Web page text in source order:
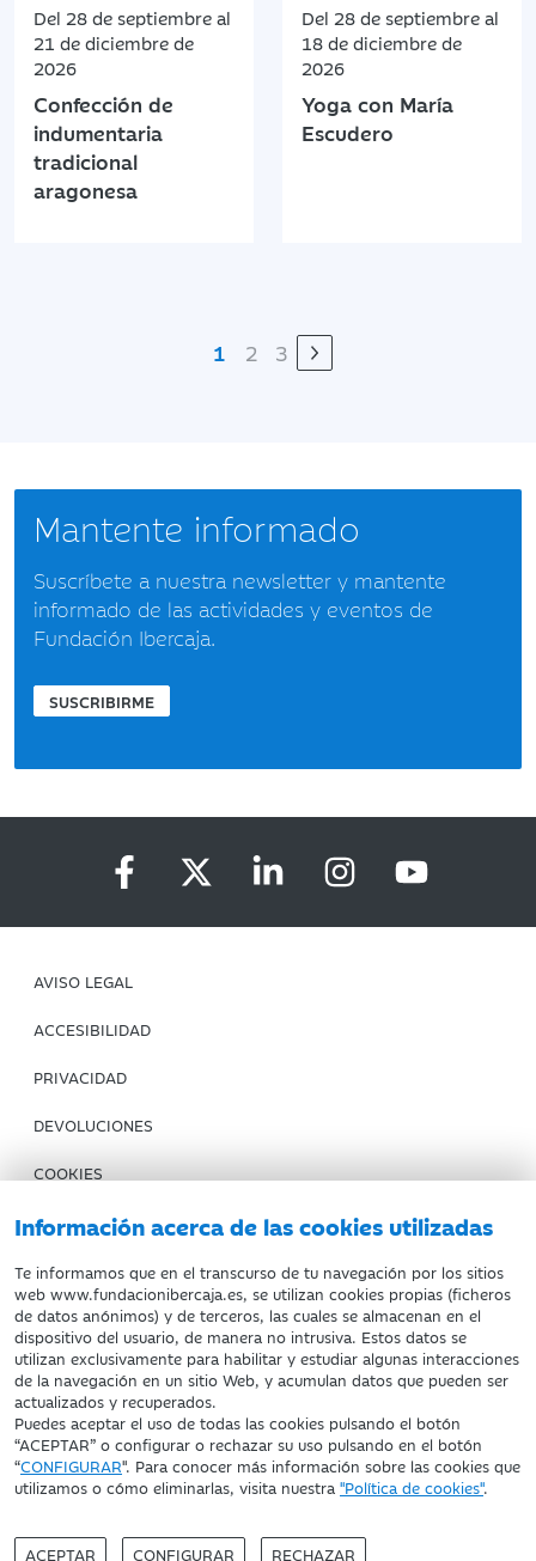
Información acerca de las cookies utilizadas
Te informamos que en el transcurso de tu navegación por los sitios
web www.fundacionibercaja.es, se utilizan cookies propias (ficheros
de datos anónimos) y de terceros, las cuales se almacenan en el
dispositivo del usuario, de manera no intrusiva. Estos datos se
utilizan exclusivamente para habilitar y estudiar algunas interacciones
de la navegación en un sitio Web, y acumulan datos que pueden ser
actualizados y recuperados.
Puedes aceptar el uso de todas las cookies pulsando el botón
“ACEPTAR” o configurar o rechazar su uso pulsando en el botón
“CONFIGURAR". Para conocer más información sobre las cookies que
utilizamos o cómo eliminarlas, visita nuestra "Política de cookies".
ACEPTAR CONFIGURAR RECHAZAR
Del 28 de septiembre al
21 de diciembre de
2026
Confección de
indumentaria
tradicional
aragonesa
Del 28 de septiembre al
18 de diciembre de
2026
Yoga con María
Escudero
1 2 3
Mantente informado
Suscríbete a nuestra newsletter y mantente
informado de las actividades y eventos de
Fundación Ibercaja.
SUSCRIBIRME
AVISO LEGAL
ACCESIBILIDAD
PRIVACIDAD
DEVOLUCIONES
COOKIES
CONDICIONES DE COMPRA
IBERCAJA BANCO
Fundación Bancaria Ibercaja. C.I.F. G-50000652.
Inscrita en el Registro de Fundaciones del Mº de Educación,
Cultura y Deporte con el nº 1689.
Domicilio social: Joaquín Costa, 13. 50001 Zaragoza.